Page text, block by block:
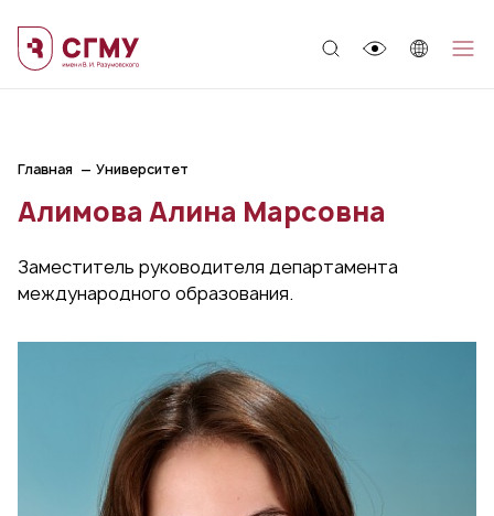
Главная Университет
Алимова Алина Марсовна
Заместитель руководителя департамента
международного образования.